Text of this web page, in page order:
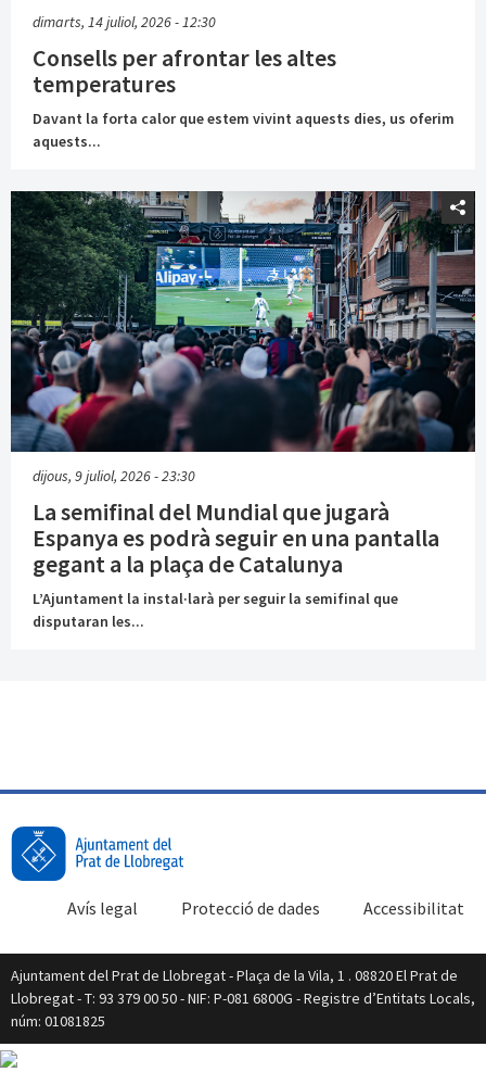
dimarts, 14 juliol, 2026 - 12:30
Consells per afrontar les altes
temperatures
Davant la forta calor que estem vivint aquests dies, us oferim
aquests...
dijous, 9 juliol, 2026 - 23:30
La semifinal del Mundial que jugarà
Espanya es podrà seguir en una pantalla
gegant a la plaça de Catalunya
L’Ajuntament la instal·larà per seguir la semifinal que
disputaran les...
Accessibilitat
Protecció de dades
Avís legal
Ajuntament del Prat de Llobregat - Plaça de la Vila, 1 . 08820 El Prat de
Llobregat - T: 93 379 00 50 - NIF: P-081 6800G - Registre d’Entitats Locals,
núm: 01081825